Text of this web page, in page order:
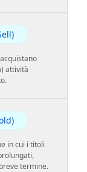
attività
in cui i titoli
termine.